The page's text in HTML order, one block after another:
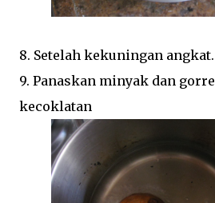
8. Setelah kekuningan angkat.
9. Panaskan minyak dan
kecoklatan